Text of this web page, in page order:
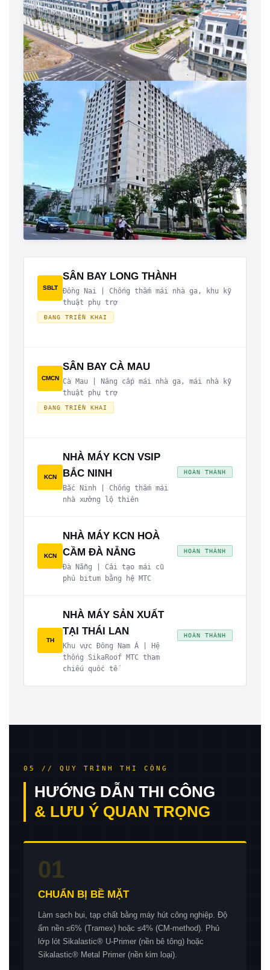
SBLT
SÂN BAY LONG THÀNH
Đồng Nai | Chống thấm mái nhà ga, khu kỹ
thuật phụ trợ
ĐANG TRIỂN KHAI
CMCN
SÂN BAY CÀ MAU
Cà Mau | Nâng cấp mái nhà ga, mái nhà kỹ
thuật phụ trợ
ĐANG TRIỂN KHAI
KCN
NHÀ MÁY KCN VSIP
BẮC NINH
Bắc Ninh | Chống thấm mái
nhà xưởng lộ thiên
HOÀN THÀNH
KCN
NHÀ MÁY KCN HOÀ
CẦM ĐÀ NẴNG
Đà Nẵng | Cải tạo mái cũ
phủ bitum bằng hệ MTC
HOÀN THÀNH
TH
NHÀ MÁY SẢN XUẤT
TẠI THÁI LAN
Khu vực Đông Nam Á | Hệ
thống SikaRoof MTC tham
chiếu quốc tế
HOÀN THÀNH
05 // QUY TRÌNH THI CÔNG
HƯỚNG DẪN THI CÔNG
& LƯU Ý QUAN TRỌNG
01
CHUẨN BỊ BỀ MẶT
Làm sạch bụi, tạp chất bằng máy hút công nghiệp. Độ
ẩm nền ≤6% (Tramex) hoặc ≤4% (CM-method). Phủ
lớp lót Sikalastic® U-Primer (nền bê tông) hoặc
Sikalastic® Metal Primer (nền kim loại).